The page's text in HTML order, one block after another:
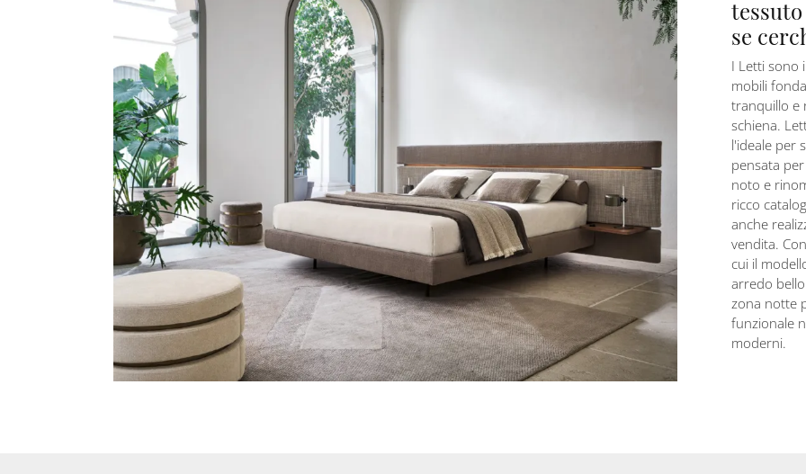
se
I Letti sono
mobili
tranquillo e
schiena.
l'ideale per
pensata
noto e
ricco
anche
vendita.
cui il
arredo
zona notte
funzionale
moderni.